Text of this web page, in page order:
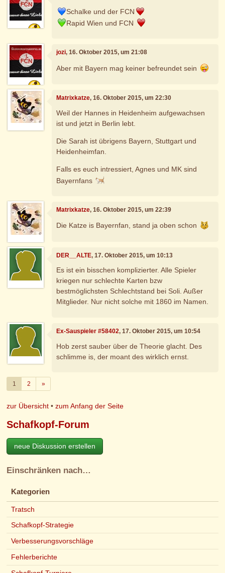
Schalke und der FCN
Rapid Wien und FCN
jozi, 16. Oktober 2015, um 21:08
Aber mit Bayern mag keiner befreundet sein
Matrixkatze, 16. Oktober 2015, um 22:30
Weil der Hannes in Heidenheim aufgewachsen
ist und jetzt in Berlin lebt.
Die Sarah ist übrigens Bayern, Stuttgart und
Heidenheimfan.
Falls es euch intressiert, Agnes und MK sind
Bayernfans
Matrixkatze, 16. Oktober 2015, um 22:39
Die Katze is Bayernfan, stand ja oben schon
DER__ALTE, 17. Oktober 2015, um 10:13
Es ist ein bisschen komplizierter. Alle Spieler
kriegen nur schlechte Karten bzw
bestmöglichsten Schlechtstand bei Soli. Außer
Mitglieder. Nur nicht solche mit 1860 im Namen.
Ex-Sauspieler #58402, 17. Oktober 2015, um 10:54
Hob zerst sauber über de Theorie glacht. Des
schlimme is, der moant des wirklich ernst.
1 2 »Weiter
zur Übersicht •zum Anfang der Seite
Schafkopf-Forum
neue Diskussion erstellen
Einschränken nach…
Kategorien
Tratsch
Schafkopf-Strategie
Verbesserungsvorschläge
Fehlerberichte